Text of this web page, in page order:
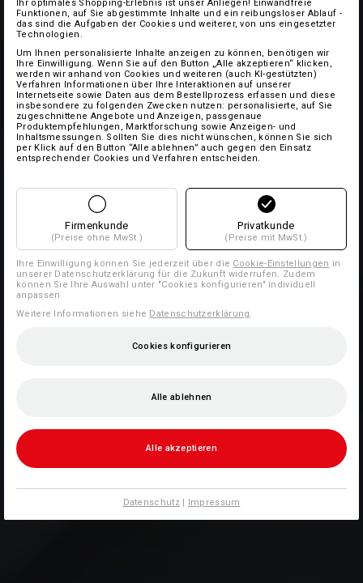
Ihr optimales Shopping-Erlebnis ist unser Anliegen! Einwandfreie
Funktionen, auf Sie abgestimmte Inhalte und ein reibungsloser Ablauf -
das sind die Aufgaben der Cookies und weiterer, von uns eingesetzter
Technologien.
Um Ihnen personalisierte Inhalte anzeigen zu können, benötigen wir
Ihre Einwilligung. Wenn Sie auf den Button „Alle akzeptieren“ klicken,
werden wir anhand von Cookies und weiteren (auch KI-gestützten)
Verfahren Informationen über Ihre Interaktionen auf unserer
Internetseite sowie Daten aus dem Bestellprozess erfassen und diese
insbesondere zu folgenden Zwecken nutzen: personalisierte, auf Sie
zugeschnittene Angebote und Anzeigen, passgenaue
Produktempfehlungen, Marktforschung sowie Anzeigen- und
Inhaltsmessungen. Sollten Sie dies nicht wünschen, können Sie sich
per Klick auf den Button “Alle ablehnen” auch gegen den Einsatz
entsprechender Cookies und Verfahren entscheiden.
Firmenkunde
(Preise ohne MwSt.)
Privatkunde
(Preise mit MwSt.)
Ihre Einwilligung können Sie jederzeit über die Cookie-Einstellungen in
unserer Datenschutzerklärung für die Zukunft widerrufen. Zudem
können Sie Ihre Auswahl unter "Cookies konfigurieren" individuell
anpassen
Weitere Informationen siehe Datenschutzerklärung
Cookies konfigurieren
Alle ablehnen
Alle akzeptieren
Datenschutz| Impressum